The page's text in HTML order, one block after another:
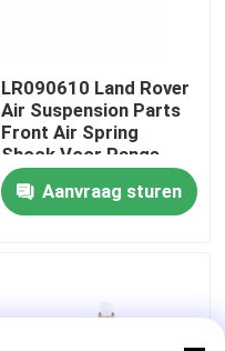
LR090610 Land Rover
Air Suspension Parts
Front Air Spring
Shock Voor Range
Rover
Aanvraag sturen